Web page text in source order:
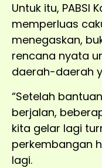
Untuk itu, PABSI
memperluas
menegaskan,
rencana nyata
daerah-daerah
“Setelah
berjalan,
kita gelar lagi
perkembangan
lagi.